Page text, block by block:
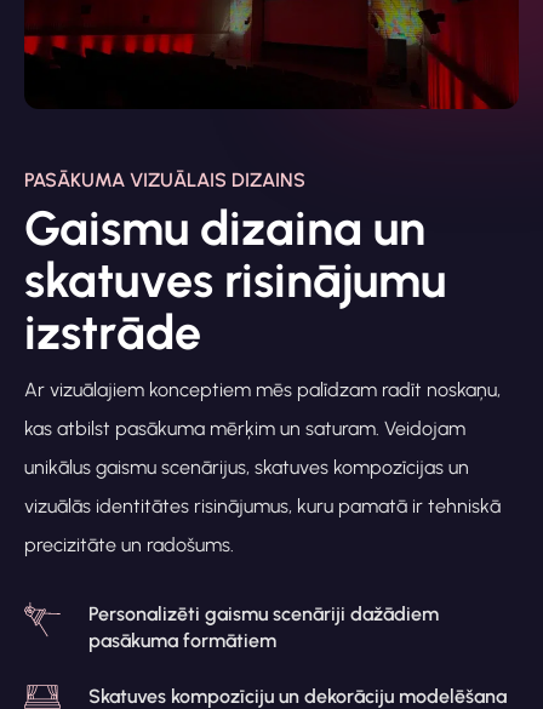
PASĀKUMA VIZUĀLAIS DIZAINS
Gaismu dizaina un
skatuves risinājumu
izstrāde
Ar vizuālajiem konceptiem mēs palīdzam radīt noskaņu,
kas atbilst pasākuma mērķim un saturam. Veidojam
unikālus gaismu scenārijus, skatuves kompozīcijas un
vizuālās identitātes risinājumus, kuru pamatā ir tehniskā
precizitāte un radošums.
Personalizēti gaismu scenāriji dažādiem
pasākuma formātiem
Skatuves kompozīciju un dekorāciju modelēšana